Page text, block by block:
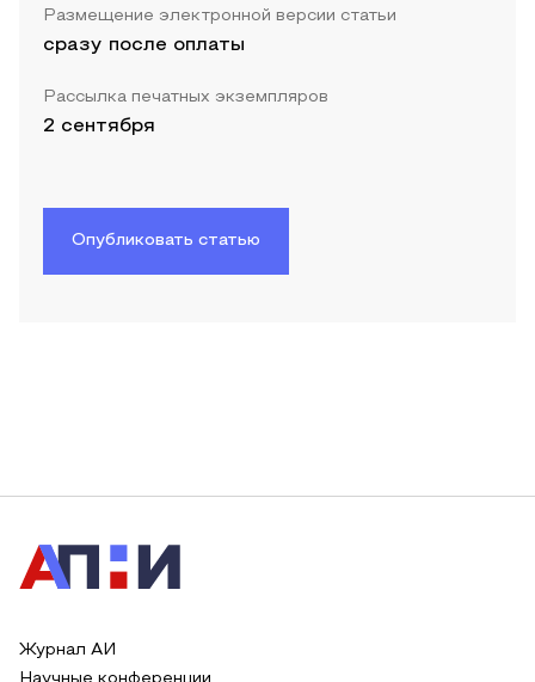
Размещение электронной версии статьи
сразу после оплаты
Рассылка печатных экземпляров
2 сентября
Опубликовать статью
Журнал АИ